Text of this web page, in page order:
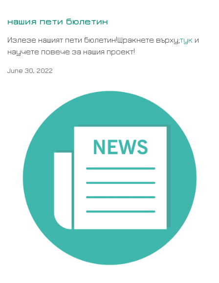
нашия пети бюлетин
Излезе нашият пети бюлетин!Щракнете върху;тук и
научете повече за нашия проект!
June 30, 2022